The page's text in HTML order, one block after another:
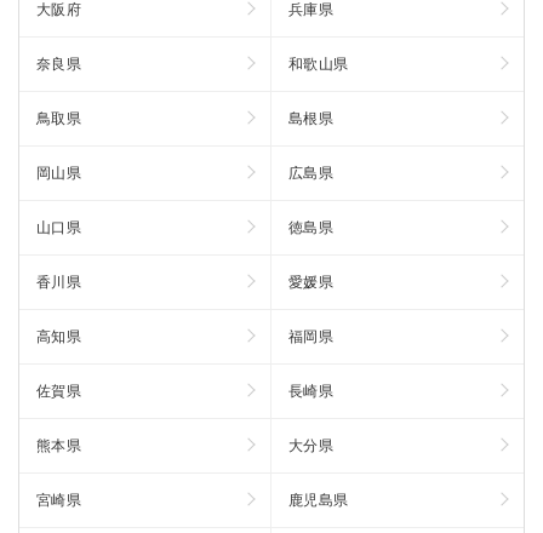
大阪府 兵庫県
奈良県 和歌山県
鳥取県 島根県
岡山県 広島県
山口県 徳島県
香川県 愛媛県
高知県 福岡県
佐賀県 長崎県
熊本県 大分県
宮崎県 鹿児島県